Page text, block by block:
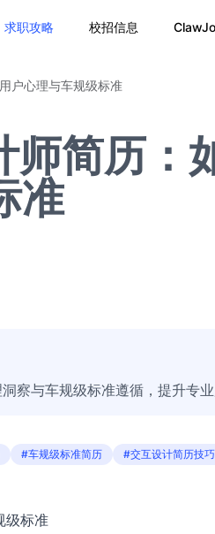
求职攻略 校招信息
户心理与车规级标准
简历：
准
察与车规级标准遵循，提升专业
#车规级标准简历 #交互设计简历技巧
级标准